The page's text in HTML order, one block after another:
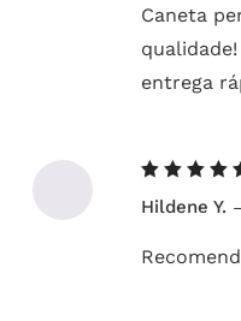
Caneta
entrega
5de 5
Hildene Y. –